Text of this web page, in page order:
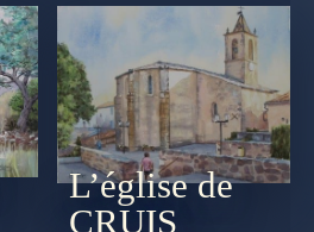
L’église de
CRUIS